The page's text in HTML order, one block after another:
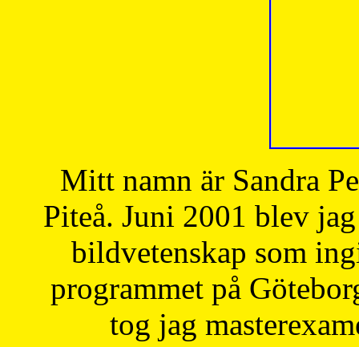
Mitt namn är Sandra
Piteå. Juni 2001 blev
bildvetenskap som
programmet på
tog jag